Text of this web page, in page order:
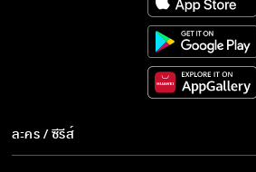
ละคร / ซีรีส์
ละคร/ซีรีส์